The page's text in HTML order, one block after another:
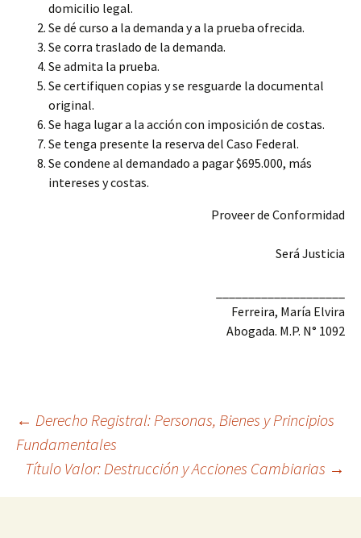
domicilio legal.
Se dé curso a la demanda y a la prueba ofrecida.
Se corra traslado de la demanda.
Se admita la prueba.
Se certifiquen copias y se resguarde la documental
original.
Se haga lugar a la acción con imposición de costas.
Se tenga presente la reserva del Caso Federal.
Se condene al demandado a pagar $695.000, más
intereses y costas.
Proveer de Conformidad
Será Justicia
Ferreira, María Elvira
Abogada. M.P. N° 1092
Navegación
de
← Derecho Registral: Personas, Bienes y Principios
Fundamentales
Título Valor: Destrucción y Acciones Cambiarias →